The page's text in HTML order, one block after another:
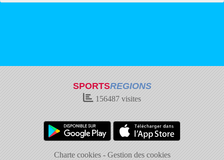
SPORTSREGIONS
156487 visites
Charte cookies
Gestion des cookies